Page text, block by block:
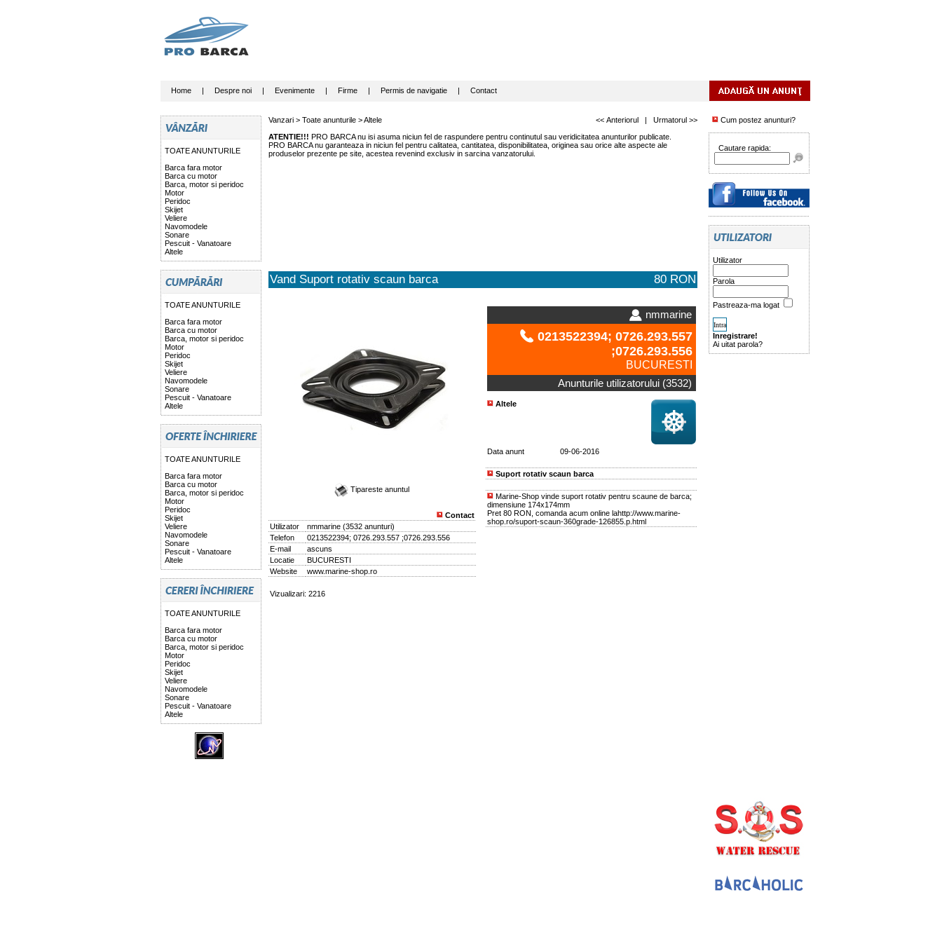
Home| Despre noi| Evenimente| Firme| Permis de navigatie| Contact
TOATE ANUNTURILE
Barca fara motor
Barca cu motor
Barca, motor si peridoc
Motor
Peridoc
Skijet
Veliere
Navomodele
Sonare
Pescuit - Vanatoare
Altele
TOATE ANUNTURILE
Barca fara motor
Barca cu motor
Barca, motor si peridoc
Motor
Peridoc
Skijet
Veliere
Navomodele
Sonare
Pescuit - Vanatoare
Altele
TOATE ANUNTURILE
Barca fara motor
Barca cu motor
Barca, motor si peridoc
Motor
Peridoc
Skijet
Veliere
Navomodele
Sonare
Pescuit - Vanatoare
Altele
TOATE ANUNTURILE
Barca fara motor
Barca cu motor
Barca, motor si peridoc
Motor
Peridoc
Skijet
Veliere
Navomodele
Sonare
Pescuit - Vanatoare
Altele
Vanzari > Toate anunturile>Altele << Anteriorul| Urmatorul >>
ATENTIE!!! PRO BARCA nu isi asuma niciun fel de raspundere pentru continutul sau veridicitatea anunturilor publicate.
PRO BARCA nu garanteaza in niciun fel pentru calitatea, cantitatea, disponibilitatea, originea sau orice alte aspecte ale
produselor prezente pe site, acestea revenind exclusiv in sarcina vanzatorului.
Vand Suport rotativ scaun barca 80 RON
Tipareste anuntul
Contact
Utilizator
nmmarine(3532 anunturi)
Telefon
0213522394; 0726.293.557 ;0726.293.556
E-mail
ascuns
Locatie
BUCURESTI
Website
www.marine-shop.ro
Vizualizari: 2216
nmmarine
0213522394; 0726.293.557
;0726.293.556
BUCURESTI
Anunturile utilizatorului (3532)
Altele
Data anunt 09-06-2016
Suport rotativ scaun barca
Marine-Shop vinde suport rotativ pentru scaune de barca;
dimensiune 174x174mm
Pret 80 RON, comanda acum online lahttp://www.marine-
shop.ro/suport-scaun-360grade-126855.p.html
Cum postez anunturi?
Cautare rapida:
Utilizator
Parola
Pastreaza-ma logat
Inregistrare!
Ai uitat parola?